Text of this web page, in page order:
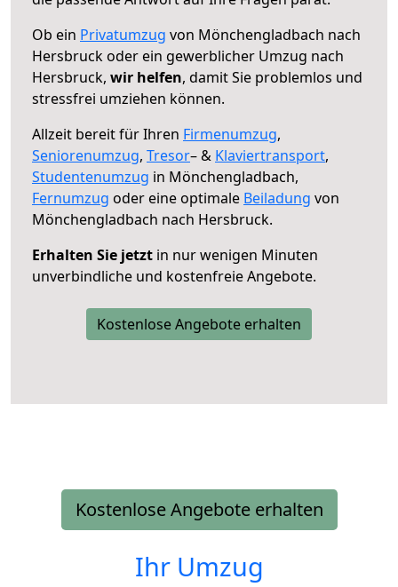
Ob ein Privatumzug von Mönchengladbach nach
Hersbruck oder ein gewerblicher Umzug nach
Hersbruck, wir helfen, damit Sie problemlos und
stressfrei umziehen können.
Allzeit bereit für Ihren Firmenumzug,
Seniorenumzug, Tresor– & Klaviertransport,
Studentenumzug in Mönchengladbach,
Fernumzug oder eine optimale Beiladung von
Mönchengladbach nach Hersbruck.
Erhalten Sie jetzt in nur wenigen Minuten
unverbindliche und kostenfreie Angebote.
Kostenlose Angebote erhalten
Kostenlose Angebote erhalten
Ihr Umzug